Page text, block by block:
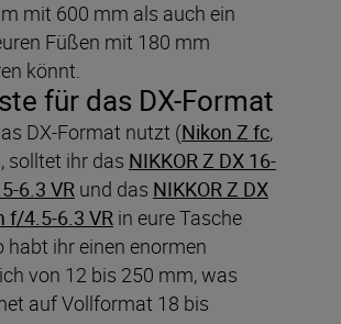
mit 600 mm als auch ein
Füßen mit 180 mm
könnt.
für das DX-Format
DX-Format nutzt (Nikon Z fc,
solltet ihr das NIKKOR Z DX 16-
6.3 VR und das NIKKOR Z DX
f/4.5-6.3 VR in eure Tasche
habt ihr einen enormen
von 12 bis 250 mm, was
auf Vollformat 18 bis